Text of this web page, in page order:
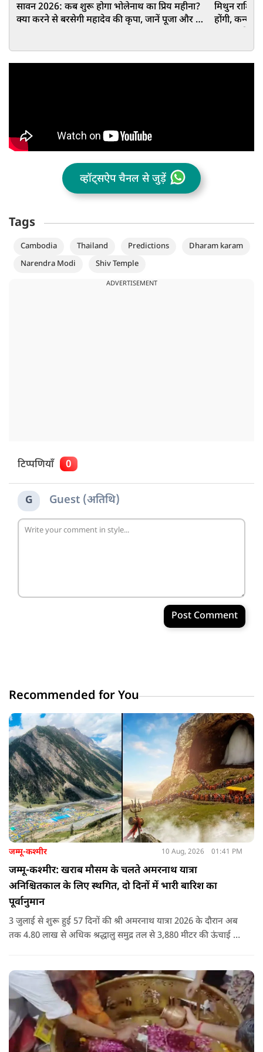
सावन 2026: कब शुरू होगा भोलेनाथ का प्रिय महीना?
क्या करने से बरसेगी महादेव की कृपा, जानें पूजा और व्रत
मिथुन राशि
होंगी, कन्या
व्हॉट्सऐप चैनल से जुड़ें
Tags
Cambodia Thailand Predictions
Dharam karam
Narendra Modi
Shiv Temple
ADVERTISEMENT
टिप्पणियाँ 0
G Guest (अतिथि)
Post Comment
Recommended for You
जम्मू-कश्मीर 10 Aug, 2026 01:41 PM
जम्मू-कश्मीर: खराब मौसम के चलते अमरनाथ यात्रा
अनिश्चितकाल के लिए स्थगित, दो दिनों में भारी बारिश का
पूर्वानुमान
3 जुलाई से शुरू हुई 57 दिनों की श्री अमरनाथ यात्रा 2026 के दौरान अब
तक 4.80 लाख से अधिक श्रद्धालु समुद्र तल से 3,880 मीटर की ऊंचाई पर